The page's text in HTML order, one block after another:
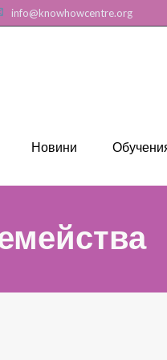
info@knowhowcentre.org
Новини